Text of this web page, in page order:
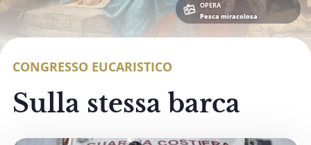
OPERA
Pesca miracolosa
CONGRESSO EUCARISTICO
Sulla stessa barca